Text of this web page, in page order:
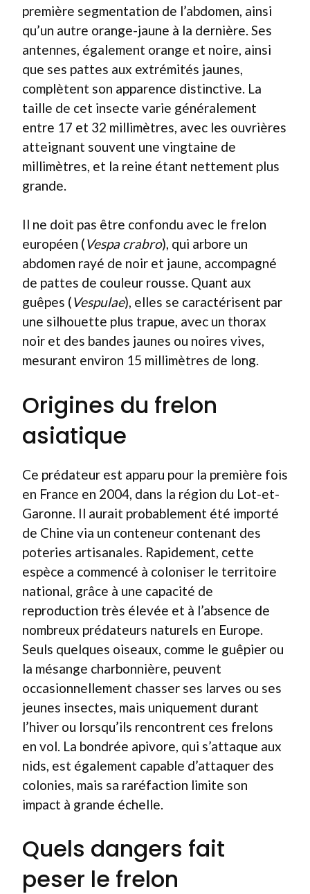
première segmentation de l’abdomen, ainsi
qu’un autre orange-jaune à la dernière. Ses
antennes, également orange et noire, ainsi
que ses pattes aux extrémités jaunes,
complètent son apparence distinctive. La
taille de cet insecte varie généralement
entre 17 et 32 millimètres, avec les ouvrières
atteignant souvent une vingtaine de
millimètres, et la reine étant nettement plus
grande.
Il ne doit pas être confondu avec le frelon
européen (Vespa crabro), qui arbore un
abdomen rayé de noir et jaune, accompagné
de pattes de couleur rousse. Quant aux
guêpes (Vespulae), elles se caractérisent par
une silhouette plus trapue, avec un thorax
noir et des bandes jaunes ou noires vives,
mesurant environ 15 millimètres de long.
Origines du frelon
asiatique
Ce prédateur est apparu pour la première fois
en France en 2004, dans la région du Lot-et-
Garonne. Il aurait probablement été importé
de Chine via un conteneur contenant des
poteries artisanales. Rapidement, cette
espèce a commencé à coloniser le territoire
national, grâce à une capacité de
reproduction très élevée et à l’absence de
nombreux prédateurs naturels en Europe.
Seuls quelques oiseaux, comme le guêpier ou
la mésange charbonnière, peuvent
occasionnellement chasser ses larves ou ses
jeunes insectes, mais uniquement durant
l’hiver ou lorsqu’ils rencontrent ces frelons
en vol. La bondrée apivore, qui s’attaque aux
nids, est également capable d’attaquer des
colonies, mais sa raréfaction limite son
impact à grande échelle.
Quels dangers fait
peser le frelon